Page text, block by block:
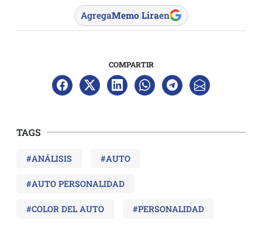
AgregaMemo Liraen
COMPARTIR
TAGS
#ANÁLISIS #AUTO
#AUTO PERSONALIDAD
#COLOR DEL AUTO #PERSONALIDAD